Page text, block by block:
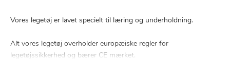
Vores legetøj er lavet specielt til læring og underholdning.
Alt vores legetøj overholder europæiske regler for
legetøjssikkerhed og bærer CE mærket.